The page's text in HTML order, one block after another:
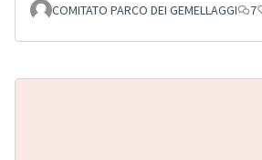
COMITATO PARCO DEI GEMELLAGGI 7